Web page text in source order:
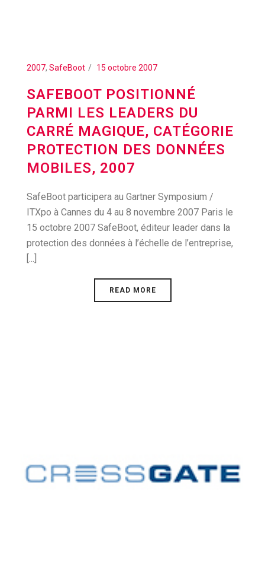
2007, SafeBoot 15 octobre 2007
SAFEBOOT POSITIONNÉ
PARMI LES LEADERS DU
CARRÉ MAGIQUE, CATÉGORIE
PROTECTION DES DONNÉES
MOBILES, 2007
SafeBoot participera au Gartner Symposium /
ITXpo à Cannes du 4 au 8 novembre 2007 Paris le
15 octobre 2007 SafeBoot, éditeur leader dans la
protection des données à l’échelle de l’entreprise,
[...]
READ MORE